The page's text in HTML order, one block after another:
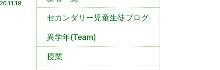
セカンダリー児童生徒ブログ
異学年(Team)
授業